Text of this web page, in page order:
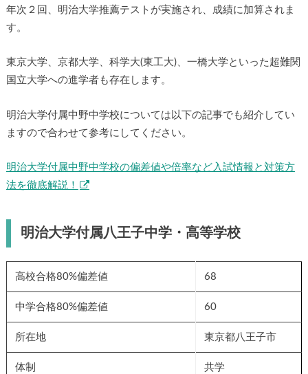
年次２回、明治大学推薦テストが実施され、成績に加算されま
す。
東京大学、京都大学、科学大(東工大)、一橋大学といった超難関
国立大学への進学者も存在します。
明治大学付属中野中学校については以下の記事でも紹介してい
ますので合わせて参考にしてください。
明治大学付属中野中学校の偏差値や倍率など入試情報と対策方
法を徹底解説！
明治大学付属八王子中学・高等学校
高校合格80%偏差値 68
中学合格80%偏差値 60
所在地 東京都八王子市
体制 共学